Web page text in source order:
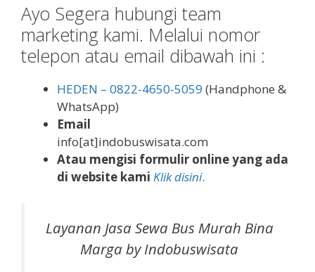
Ayo Segera hubungi team
marketing kami. Melalui nomor
telepon atau email dibawah ini :
HEDEN – 0822-4650-5059 (Handphone &
WhatsApp)
Email
info[at]indobuswisata.com
Atau mengisi formulir online yang ada
di website kami Klik disini.
Layanan Jasa Sewa Bus Murah Bina
Marga by Indobuswisata